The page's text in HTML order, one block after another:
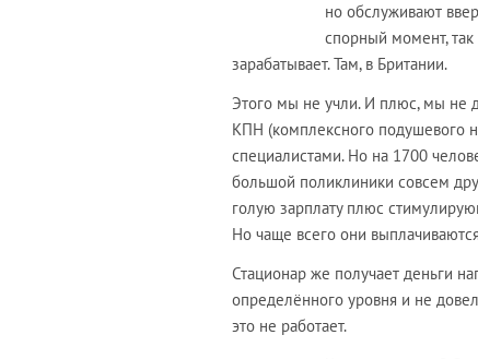
но обслуживают
спорный момент,
зарабатывает. Там, в Британии.
Этого мы не учли. И плюс, мы не
КПН (комплексного подушевого
специалистами. Но на 1700
большой поликлиники совсем
голую зарплату плюс
Но чаще всего они
Стационар же получает деньги
определённого уровня и не
это не работает.